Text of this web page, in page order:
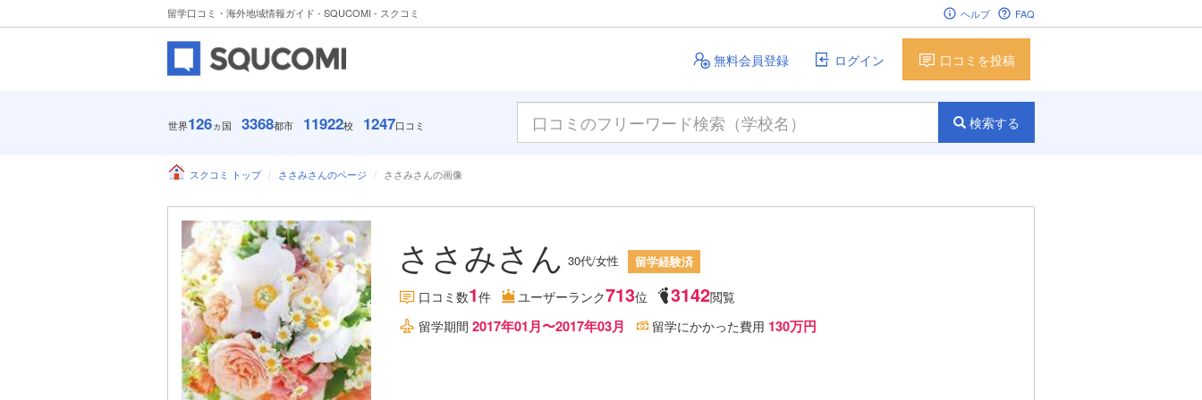
留学口コミ・海外地域情報ガイド - SQUCOMI - スクコミ ヘルプ FAQ
無料会員登録 ログイン 口コミを投稿
世界126ヵ国 3368都市 11922校 1247口コミ 検索する
スクコミ トップ ささみさんのページ ささみさんの画像
ささみさん 30代/女性 留学経験済
口コミ数1件 ユーザーランク713位 3142閲覧
留学期間 2017年01月〜2017年03月 留学にかかった費用 130万円